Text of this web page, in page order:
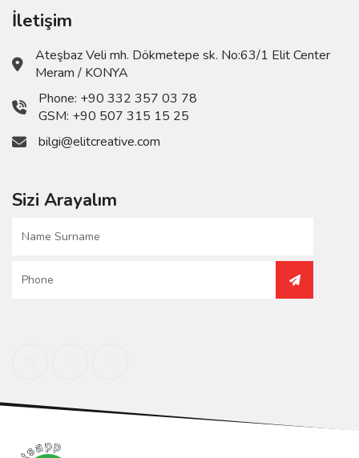
İletişim
Ateşbaz Veli mh. Dökmetepe sk. No:63/1 Elit Center
Meram / KONYA
Phone: +90 332 357 03 78
GSM: +90 507 315 15 25
bilgi@elitcreative.com
Sizi Arayalım